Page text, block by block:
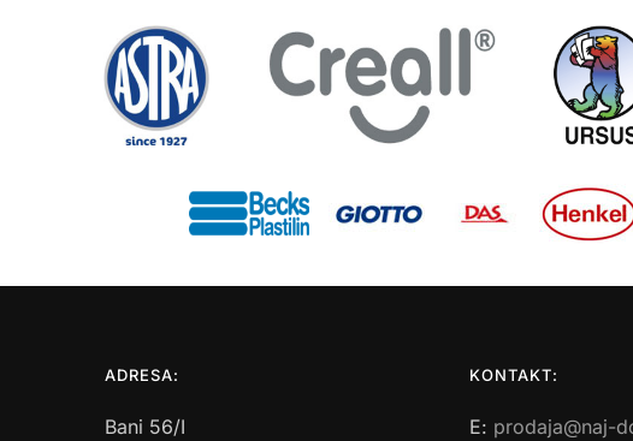
ADRESA:
Bani 56/I
KONTAKT:
E: prodaja@naj-